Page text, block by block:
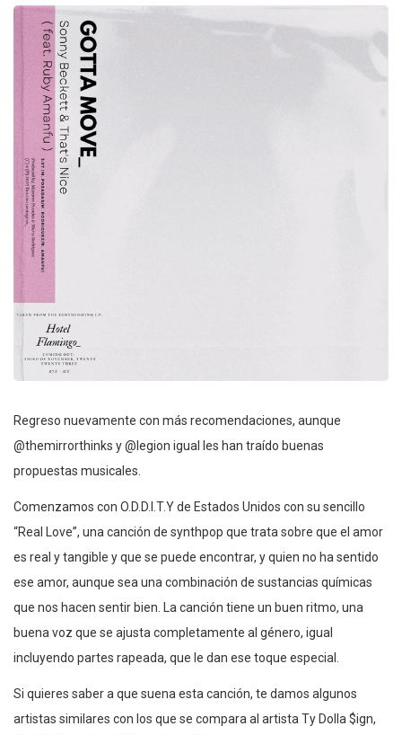
Regreso nuevamente con más recomendaciones, aunque
@themirrorthinks y @legion igual les han traído buenas
propuestas musicales.
Comenzamos con O.D.D.I.T.Y de Estados Unidos con su sencillo
“Real Love”, una canción de synthpop que trata sobre que el amor
es real y tangible y que se puede encontrar, y quien no ha sentido
ese amor, aunque sea una combinación de sustancias químicas
que nos hacen sentir bien. La canción tiene un buen ritmo, una
buena voz que se ajusta completamente al género, igual
incluyendo partes rapeada, que le dan ese toque especial.
Si quieres saber a que suena esta canción, te damos algunos
artistas similares con los que se compara al artista Ty Dolla $ign,